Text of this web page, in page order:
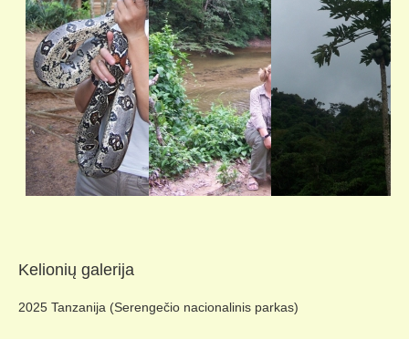
Kelionių galerija
2025 Tanzanija (Serengečio nacionalinis parkas)